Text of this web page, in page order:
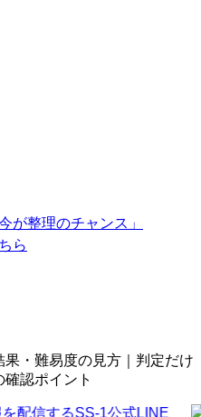
が整理のチャンス」
ら
・難易度の見方｜判定だけ
認ポイント